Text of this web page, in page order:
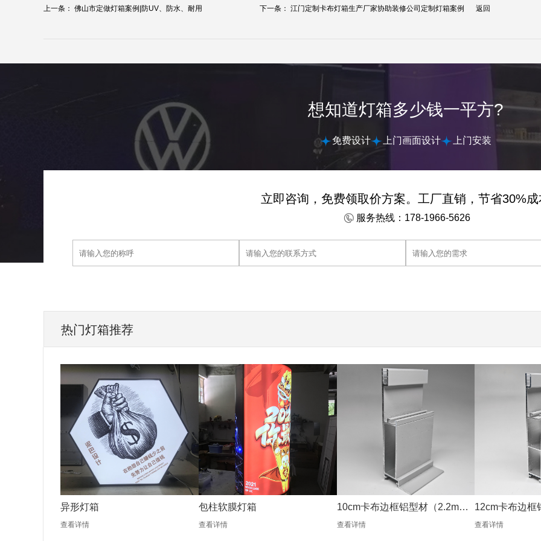
上一条： 佛山市定做灯箱案例|防UV、防水、耐用 下一条： 江门定制卡布灯箱生产厂家协助装修公司定制灯箱案例 返回
想知道灯箱多少钱一平方?
免费设计 上门画面设计 上门安装
立即咨询，免费领取价方案。工厂直销，节省30%成
服务热线：178-1966-5626
热门灯箱推荐
异形灯箱
查看详情
包柱软膜灯箱
查看详情
10cm卡布边框铝型材（2.2mm
银色）
查看详情
12cm卡布边框
银色）
查看详情